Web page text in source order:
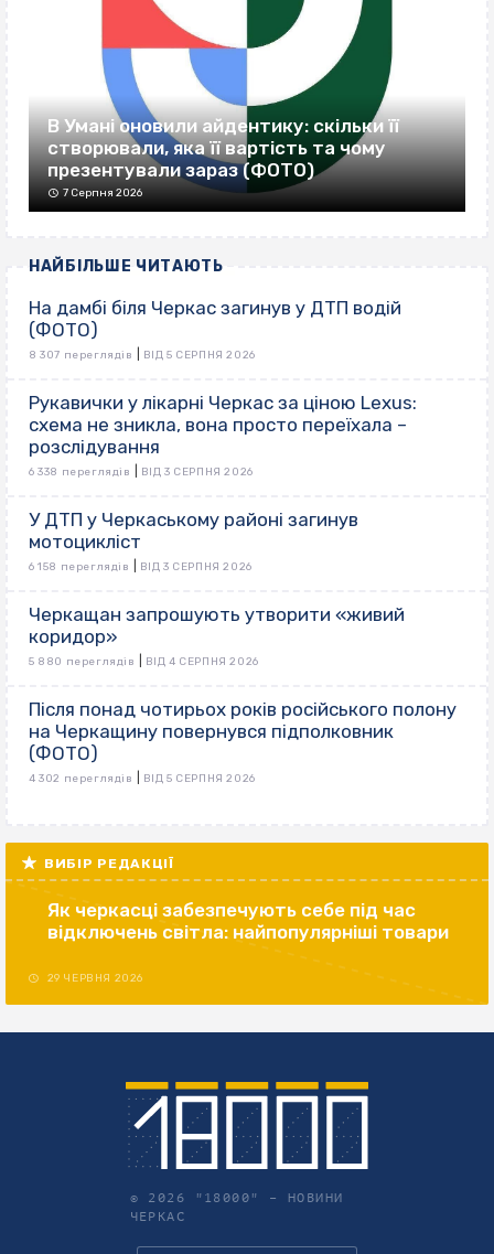
В Умані оновили айдентику: скільки її
створювали, яка її вартість та чому
презентували зараз (ФОТО)
7 Серпня 2026
НАЙБІЛЬШЕ ЧИТАЮТЬ
На дамбі біля Черкас загинув у ДТП водій
(ФОТО)
8 307 переглядів ВІД 5 СЕРПНЯ 2026
Рукавички у лікарні Черкас за ціною Lexus:
схема не зникла, вона просто переїхала –
розслідування
6 338 переглядів ВІД 3 СЕРПНЯ 2026
У ДТП у Черкаському районі загинув
мотоцикліст
6 158 переглядів ВІД 3 СЕРПНЯ 2026
Черкащан запрошують утворити «живий
коридор»
5 880 переглядів ВІД 4 СЕРПНЯ 2026
Після понад чотирьох років російського полону
на Черкащину повернувся підполковник
(ФОТО)
4 302 переглядів ВІД 5 СЕРПНЯ 2026
ВИБІР РЕДАКЦІЇ
Як черкасці забезпечують себе під час
відключень світла: найпопулярніші товари
29 ЧЕРВНЯ 2026
© 2026 "18000" – НОВИНИ
ЧЕРКАС